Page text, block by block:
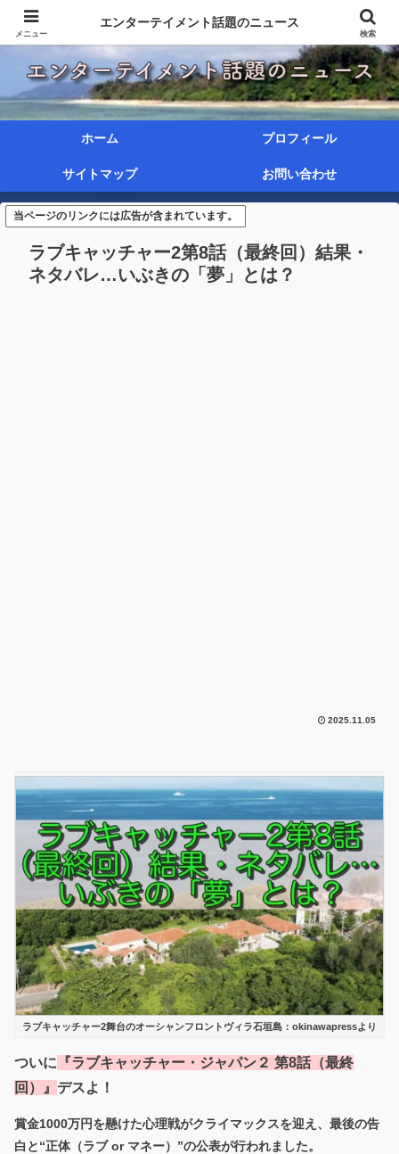
ホーム プロフィール
サイトマップ お問い合わせ
当ページのリンクには広告が含まれています。
ラブキャッチャー2第8話（最終回）結果・
ネタバレ…いぶきの「夢」とは？
2025.11.05
ラブキャッチャー2舞台のオーシャンフロントヴィラ石垣島：okinawapressより
ついに 『ラブキャッチャー・ジャパン２ 第8話（最終
回）』 デスよ！
賞金1000万円を懸けた心理戦がクライマックスを迎え、最後の告
白と“正体（ラブ or マネー）”の公表が行われました。
メニュー
エンターテイメント話題のニュース
検索